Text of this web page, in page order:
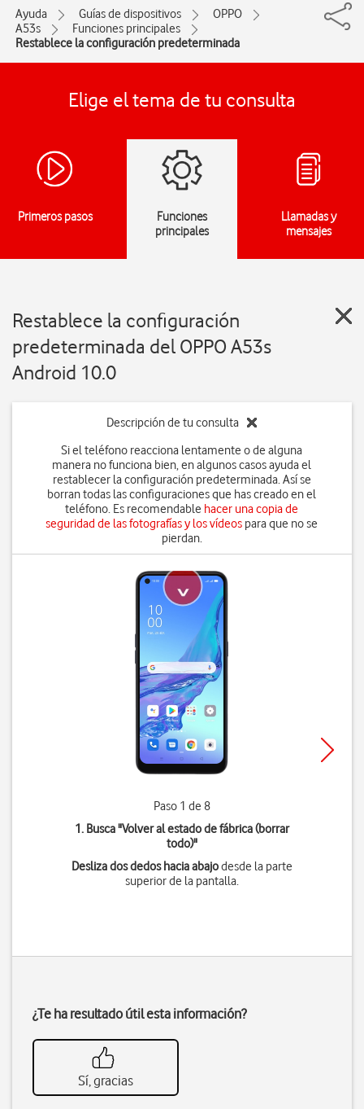
Ayuda Guías de dispositivos
OPPO
A53s
Funciones principales
Restablece la configuración predeterminada
Elige el tema de tu consulta
Primeros pasos
Funciones
principales
Llamadas y
mensajes
Restablece la configuración
predeterminada del OPPO A53s
Android 10.0
Descripción de tu consulta
Si el teléfono reacciona lentamente o de alguna
manera no funciona bien, en algunos casos ayuda el
restablecer la configuración predeterminada. Así se
borran todas las configuraciones que has creado en el
teléfono. Es recomendable hacer una copia de
seguridad de las fotografías y los vídeos para que no se
pierdan.
Paso 1 de 8
1. Busca "Volver al estado de fábrica (borrar
todo)"
Desliza dos dedos hacia abajodesde la parte
superior de la pantalla.
¿Te ha resultado útil esta información?
Sí, gracias